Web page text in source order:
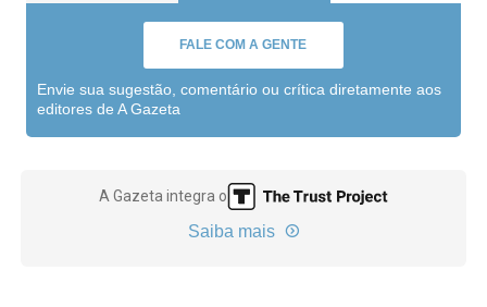
FALE COM A GENTE
Envie sua sugestão, comentário ou crítica diretamente aos
editores de A Gazeta
A Gazeta integra o
Saiba mais